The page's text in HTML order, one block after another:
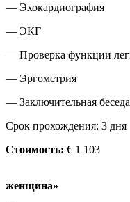
— Эхокардиография
— ЭКГ
— Проверка функции
— Эргометрия
— Заключительная беседа
Срок прохождения: 3 дня
Стоимость: € 1 103
Чек-ап
женщина»